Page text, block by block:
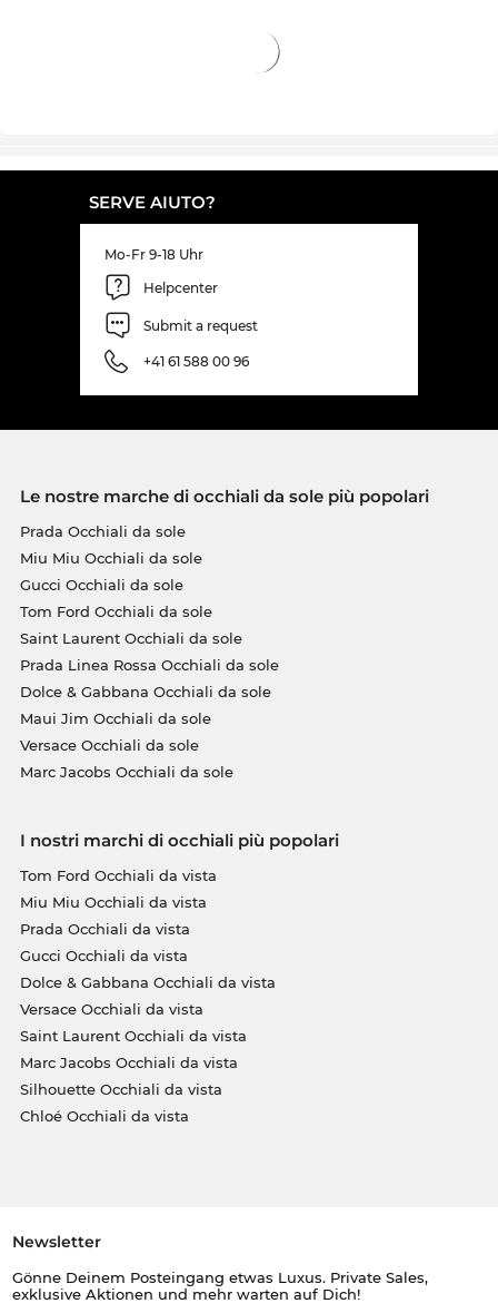
SERVE AIUTO?
Mo-Fr 9-18 Uhr
Helpcenter
Submit a request
+41 61 588 00 96
Le nostre marche di occhiali da sole più popolari
Prada Occhiali da sole
Miu Miu Occhiali da sole
Gucci Occhiali da sole
Tom Ford Occhiali da sole
Saint Laurent Occhiali da sole
Prada Linea Rossa Occhiali da sole
Dolce & Gabbana Occhiali da sole
Maui Jim Occhiali da sole
Versace Occhiali da sole
Marc Jacobs Occhiali da sole
I nostri marchi di occhiali più popolari
Tom Ford Occhiali da vista
Miu Miu Occhiali da vista
Prada Occhiali da vista
Gucci Occhiali da vista
Dolce & Gabbana Occhiali da vista
Versace Occhiali da vista
Saint Laurent Occhiali da vista
Marc Jacobs Occhiali da vista
Silhouette Occhiali da vista
Chloé Occhiali da vista
Newsletter
Gönne Deinem Posteingang etwas Luxus. Private Sales,
exklusive Aktionen und mehr warten auf Dich!